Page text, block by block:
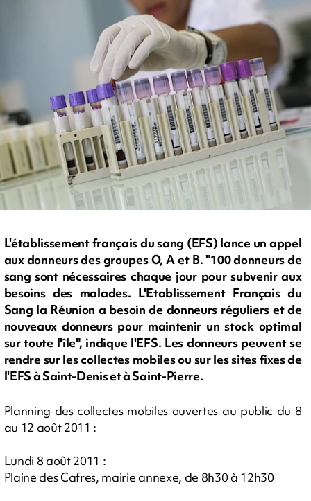
L'établissement français du sang (EFS) lance un appel
aux donneurs des groupes O, A et B. "100 donneurs de
sang sont nécessaires chaque jour pour subvenir aux
besoins des malades. L'Etablissement Français du
Sang la Réunion a besoin de donneurs réguliers et de
nouveaux donneurs pour maintenir un stock optimal
sur toute l'île", indique l'EFS. Les donneurs peuvent se
rendre sur les collectes mobiles ou sur les sites fixes de
l'EFS à Saint-Denis et à Saint-Pierre.
Planning des collectes mobiles ouvertes au public du 8
au 12 août 2011 :
Lundi 8 août 2011 :
Plaine des Cafres, mairie annexe, de 8h30 à 12h30